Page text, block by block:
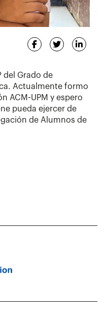
del Grado de
Actualmente formo
ACM-UPM y espero
pueda ejercer de
de Alumnos de